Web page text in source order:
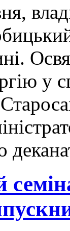
у